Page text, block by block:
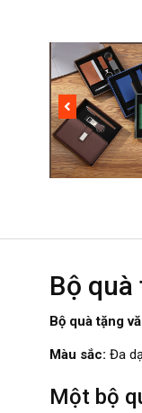
Bộ
Bộ quà tặng
Màu sắc: Đa
Một bộ